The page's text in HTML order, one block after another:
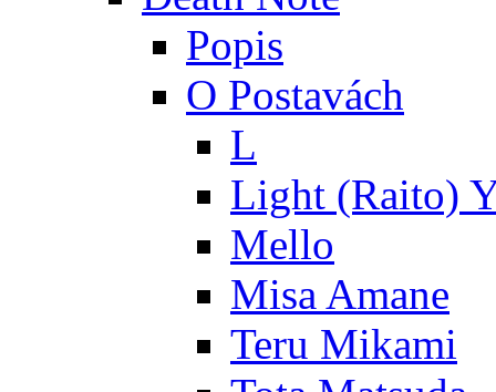
Popis
O Postavách
L
Light (Raito)
Mello
Misa Amane
Teru Mikami